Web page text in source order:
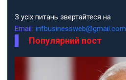
З усіх питань звертайтеся на
Email: infbusinessweb@gmail.com
Популярний пост